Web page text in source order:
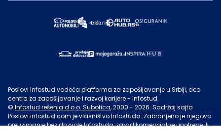
Poslovi Infostud vodeća platforma za zapošljavanje u Srbiji, deo
centra za zapošljavanje i razvoj karijere - Infostud.
© Infostud rešenja d.o.o. Subotica, 2000 - 2026. Sadržaj sajta
Poslovi.infostud.com je vlasništvoInfostuda. Zabranjeno je njegovo
preuzimanje bez dozvoleInfostuda, zarad komercijalne upotrebe ili